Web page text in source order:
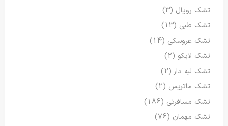
تشک رویال (3)
تشک طبی (13)
تشک عروسکی (14)
تشک لایکو (2)
تشک لبه دار (2)
تشک ماتریس (2)
تشک مسافرتی (186)
تشک مهمان (76)